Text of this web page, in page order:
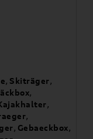
, Skiträger,
,
,
,
, Gebaeckbox,